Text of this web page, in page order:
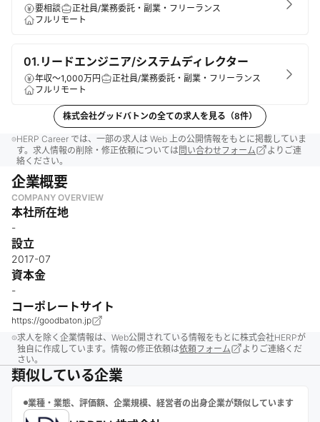
要相談
正社員/業務委託・副業・フリーランス
フルリモート
01.リードエンジニア/システムディレクター
年収～1,000万円
正社員/業務委託・副業・フリーランス
フルリモート
株式会社グッドバトンの全ての求人を見る（8件）
HERP Career では、一部の求人は Web 上の公開情報をもとに掲載していま
す。求人情報の削除・修正依頼については問い合わせフォーム
よりご連
絡ください。
企業概要
COMPANY OVERVIEW
本社所在地
-
設立
2017-07
資本金
-
コーポレートサイト
https://goodbaton.jp
求人を除く企業情報は、Web公開されている情報をもとに株式会社HERPが
独自に作成しています。情報の修正依頼は依頼フォーム
よりご連絡くだ
さい。
類似している企業
業種・業態、評価額、企業規模、経営者の出身企業が類似しています